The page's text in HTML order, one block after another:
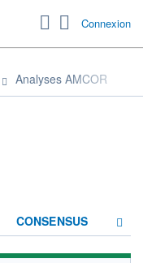
Connexion
Analyses AMCOR
CONSENSUS